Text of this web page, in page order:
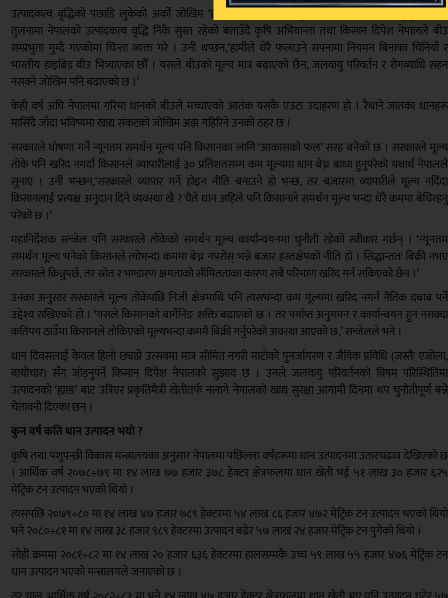
उत्पादकत्व वृद्धिको पछाडि लुकेको अर्को जोखिम ‘हाइब्रिड’ बीउको अन्धाधुन्ध प्रयोग हो । छिमेकी मुलुकहरूको
तुलनामा नेपालको उत्पादकत्व वृद्धि निकै सुस्त रहेको बताउँदै कृषि अभियान्ता तथा किसान दिपेश नेपालले बीउ
सम्प्रभुता गुम्दै गएकोमा चिन्ता व्यक्त गरे । उनी थप्छन,‘हामीले धेरै फलाउने सपनामा नियमन बिनाका चिनियाँ र
भारतीय हाइब्रिड बीउ भित्र्याएका छौँ । यसले बीउको मूल्य मात्र बढाएको छैन, जलवायु परिवर्तन र रोगव्याधि सहन
नसक्ने जोखिम पनि बढाएको छ ।’
केही वर्ष अघि नेपालमा गरिमा धानको बीउले मच्चाएको आतंक यसकै एउटा उदाहरण हो । रैथाने जातका धानहरू
मासिँदै जाँदा भविष्यमा खाद्य संकटको जोखिम अझ गहिरिने उनको ठहर छ ।
सरकारले घोषणा गर्ने न्यूनतम समर्थन मूल्य पनि किसानका लागि ‘आकासको फल’ सरह बनेको छ । सरकारले मूल्य
तोके पनि खरिद नगर्दा किसानले व्यापारीलाई ३० प्रतिशतसम्म कम मूल्यमा धान बेच्न बाध्य हुनुपरेको यथार्थ नेपालले
सुनाए । उनी भन्छन,‘सरकारले व्यापार गर्ने होइन नीति बनाउने हो भन्छ, तर बजारमा व्यापारीले मूल्य नदिँदा
किसानलाई प्रत्यक्ष अनुदान दिने व्यवस्था खै ? चैते धान अहिले पनि किसानले समर्थन मूल्य भन्दा धेरै कममा बेचिरहनु
परेको छ ।’
महानिर्देशक सन्जेल पनि सरकारले तोकेको समर्थन मूल्य कार्यान्वयनमा चुनौती रहेको स्वीकार गर्छन् । ‘न्यूनतम
समर्थन मूल्य भनेको किसानले त्योभन्दा कममा बेच्न नपरोस् भन्ने बजार हस्तक्षेपको नीति हो । सिद्धान्ततः बिक्री नभए
सरकारले किन्नुपर्छ, तर स्रोत र भण्डारण क्षमताको सीमितताका कारण सबै परिमाण खरिद गर्न सकिएको छैन ।’
उनका अनुसार सरकारले मूल्य तोकेपछि निजी क्षेत्रमाथि पनि त्यसभन्दा कम मूल्यमा खरिद नगर्न नैतिक दबाब पर्ने
उद्देश्य राखिएको हो । ‘यसले किसानको बार्गेनिङ शक्ति बढाएको छ । तर पर्याप्त अनुगमन र कार्यान्वयन हुन नसक्दा
कतिपय ठाउँमा किसानले तोकिएको मूल्यभन्दा कममै बिक्री गर्नुपरेको अवस्था आएको छ,’ सन्जेलले भने ।
धान दिवसलाई केवल हिलो छ्याप्ने उत्सवमा मात्र सीमित नगरी माटोको पुनर्जागरण र जैविक प्रविधि (जस्तैः एजोला,
बायोचार) सँग जोड्नुपर्ने किसान दिपेश नेपालको सुझाव छ । उनले जलवायु परिवर्तनको विषम परिस्थितिमा
उत्पादनको ‘ह्याङ’ बाट उत्रिएर प्रकृतिमैत्री खेतीतर्फ नलागे नेपालको खाद्य सुरक्षा आगामी दिनमा थप चुनौतीपूर्ण बन्ने
चेतावनी दिएका छन् ।
कुन वर्ष कति धान उत्पादन भयो ?
कृषि तथा पशुपन्छी विकास मन्त्रालयका अनुसार नेपालमा पछिल्ला वर्षहरूमा धान उत्पादनमा उतारचढाव देखिएको छ
। आर्थिक वर्ष २०७८÷७९ मा १४ लाख ७७ हजार ३७८ हेक्टर क्षेत्रफलमा धान खेती भई ५१ लाख ३० हजार ६२५
मेट्रिक टन उत्पादन भएको थियो ।
त्यसपछि २०७९÷८० मा १४ लाख ४७ हजार ७८९ हेक्टरमा ५४ लाख ८६ हजार ४७२ मेट्रिक टन उत्पादन भएको थियो
भने २०८०÷८१ मा १४ लाख ३८ हजार ९८९ हेक्टरमा उत्पादन बढेर ५७ लाख २४ हजार मेट्रिक टन पुगेको थियो ।
सोही क्रममा २०८१÷८२ मा १४ लाख २० हजार ६३६ हेक्टरमा हालसम्मकै उच्च ५९ लाख ५५ हजार ४७६ मेट्रिक टन
धान उत्पादन भएको मन्त्रालयले जनाएको छ ।